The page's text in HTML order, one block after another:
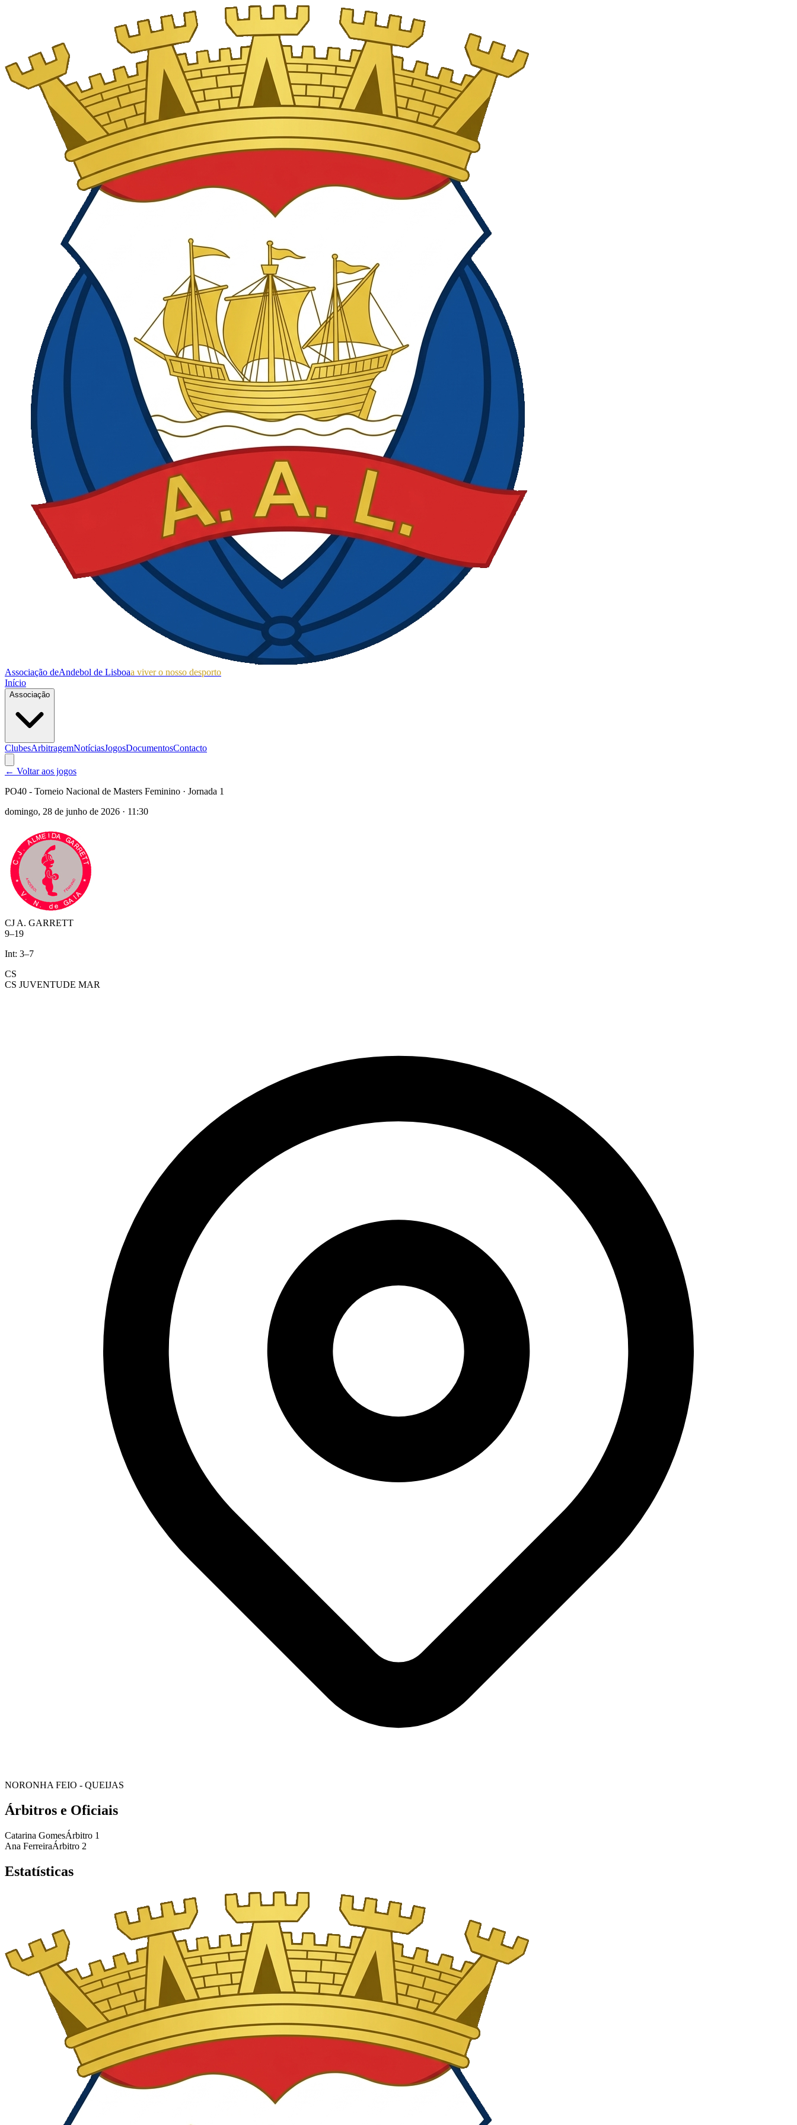
Associação deAndebol de Lisboaa viver o nosso desporto
Início
Associação
ClubesArbitragemNotíciasJogosDocumentosContacto
← Voltar aos jogos
PO40 - Torneio Nacional de Masters Feminino · Jornada 1
domingo, 28 de junho de 2026 · 11:30
CJ A. GARRETT
9–19
Int: 3–7
CS
CS JUVENTUDE MAR
NORONHA FEIO - QUEIJAS
Árbitros e Oficiais
Catarina GomesÁrbitro 1
Ana FerreiraÁrbitro 2
Estatísticas